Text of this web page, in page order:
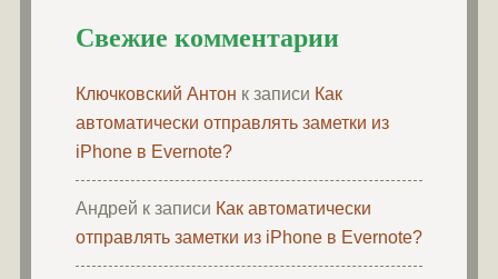
Свежие комментарии
Ключковский Антон к записи Как
автоматически отправлять заметки из
iPhone в Evernote?
Андрей к записи Как автоматически
отправлять заметки из iPhone в Evernote?